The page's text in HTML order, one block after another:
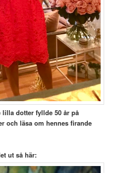
dotter fyllde 50 år på
och läsa om hennes firande
ut så här: